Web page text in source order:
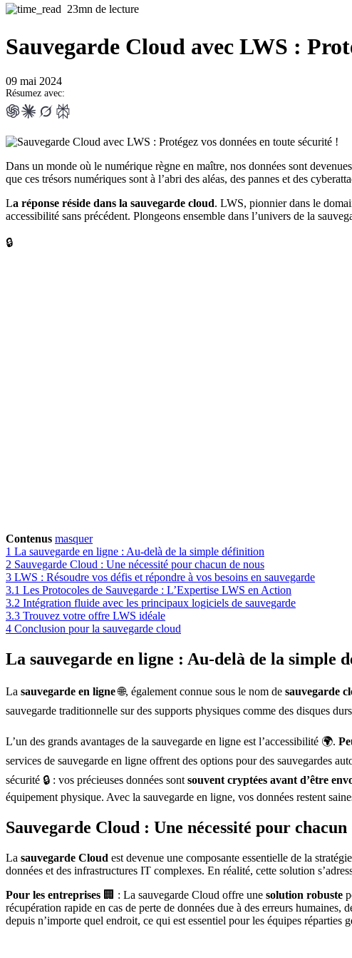
23mn de lecture
Sauvegarde Cloud avec LWS :
09 mai 2024
Résumez avec:
Dans un monde où le numérique règne en maître, nos données sont
que ces trésors numériques sont à l’abri des aléas, des pannes et des
La réponse réside dans la sauvegarde cloud. LWS, pionnier dans le
accessibilité sans précédent. Plongeons ensemble dans l’univers de la
🔒
Contenus masquer
1 La sauvegarde en ligne : Au-delà de la simple définition
2 Sauvegarde Cloud : Une nécessité pour chacun de nous
3 LWS : Résoudre vos défis et répondre à vos besoins en sauvegarde
3.1 Les Protocoles de Sauvegarde : L’Expertise LWS en Action
3.2 Intégration fluide avec les principaux logiciels de sauvegarde
3.3 Trouvez votre offre LWS idéale
4 Conclusion pour la sauvegarde cloud
La sauvegarde en ligne : Au-delà de la simple
La sauvegarde en ligne🌐, également connue sous le nom de sauvegarde
sauvegarde traditionnelle sur des supports physiques comme des disques
L’un des grands avantages de la sauvegarde en ligne est l’accessibilité 🌍.
services de sauvegarde en ligne offrent des options pour des sauvegardes
sécurité 🔒 : vos précieuses données sont souvent cryptées avant d’être
équipement physique. Avec la sauvegarde en ligne, vos données restent
Sauvegarde Cloud : Une nécessité pour chacun
La sauvegarde Cloud est devenue une composante essentielle de la
données et des infrastructures IT complexes. En réalité, cette solution
Pour les entreprises 🏢 : La sauvegarde Cloud offre une solution robuste
récupération rapide en cas de perte de données due à des erreurs
depuis n’importe quel endroit, ce qui est essentiel pour les équipes réparties